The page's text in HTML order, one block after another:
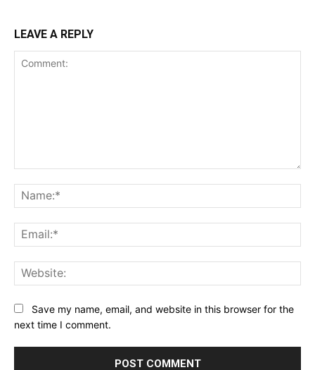
LEAVE A REPLY
Save my name, email, and website in this browser for the
next time I comment.